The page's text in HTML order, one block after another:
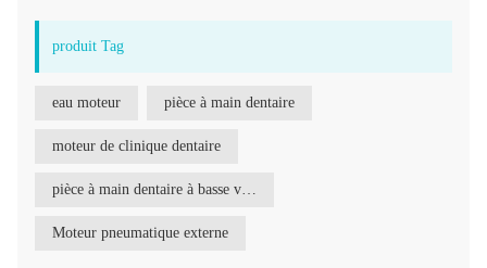
produit Tag
eau moteur pièce à main dentaire
moteur de clinique dentaire
Moteur pneumatique externe